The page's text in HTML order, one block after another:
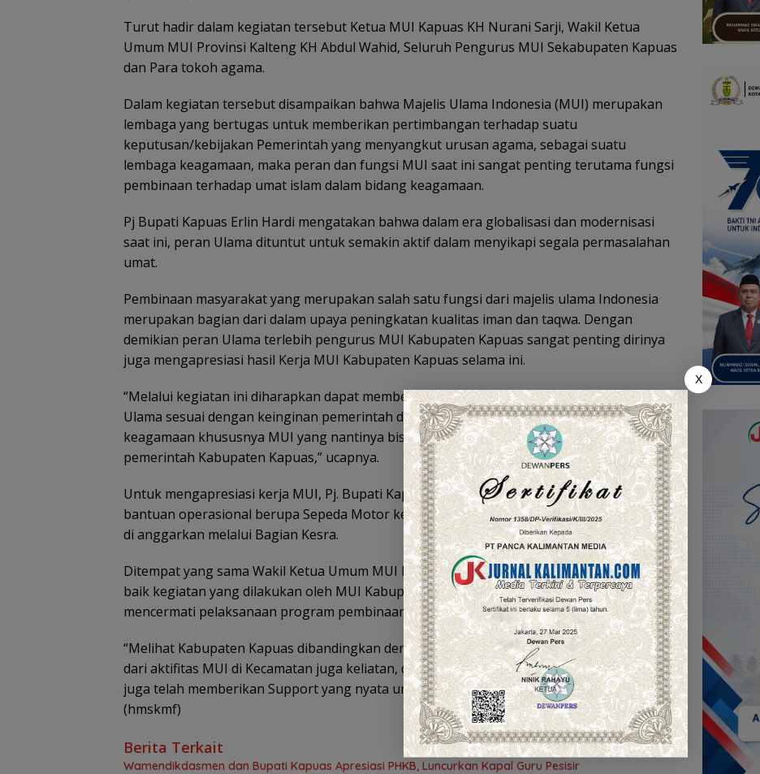
Turut hadir dalam kegiatan tersebut Ketua MUI Kapuas KH Nurani Sarji, Wakil Ketua
Umum MUI Provinsi Kalteng KH Abdul Wahid, Seluruh Pengurus MUI Sekabupaten Kapuas
dan Para tokoh agama.
Dalam kegiatan tersebut disampaikan bahwa Majelis Ulama Indonesia (MUI) merupakan
lembaga yang bertugas untuk memberikan pertimbangan terhadap suatu
keputusan/kebijakan Pemerintah yang menyangkut urusan agama, sebagai suatu
lembaga keagamaan, maka peran dan fungsi MUI saat ini sangat penting terutama fungsi
pembinaan terhadap umat islam dalam bidang keagamaan.
Pj Bupati Kapuas Erlin Hardi mengatakan bahwa dalam era globalisasi dan modernisasi
saat ini, peran Ulama dituntut untuk semakin aktif dalam menyikapi segala permasalahan
umat.
Pembinaan masyarakat yang merupakan salah satu fungsi dari majelis ulama Indonesia
merupakan bagian dari dalam upaya peningkatan kualitas iman dan taqwa. Dengan
demikian peran Ulama terlebih pengurus MUI Kabupaten Kapuas sangat penting dirinya
juga mengapresiasi hasil Kerja MUI Kabupaten Kapuas selama ini.
“Melalui kegiatan ini diharapkan dapat memberikan kontribusi positif diantara Umara dan
Ulama sesuai dengan keinginan pemerintah daerah terhadap organisasi organisasi
keagamaan khususnya MUI yang nantinya bisa memberikan kiprah yang positif terhadap
pemerintah Kabupaten Kapuas,” ucapnya.
Untuk mengapresiasi kerja MUI, Pj. Bupati Kapuas menyampaikan akan memberikan
bantuan operasional berupa Sepeda Motor kepada Pengurus MUI Kecamatan yang akan
di anggarkan melalui Bagian Kesra.
Ditempat yang sama Wakil Ketua Umum MUI Provinsi Kalteng KH Abdul Wahid menyambut
baik kegiatan yang dilakukan oleh MUI Kabupaten Kapuas terutama dalam rangka
mencermati pelaksanaan program pembinaan keumatan.
“Melihat Kabupaten Kapuas dibandingkan dengan Kabupaten lain lebih maju sebab dilihat
dari aktifitas MUI di Kecamatan juga keliatan, disamping ini Pemerintah Kabupaten Kapuas
juga telah memberikan Support yang nyata untuk MUI Kecamatan,” pungkasnya.
(hmskmf)
Berita Terkait
‎Wamendikdasmen dan Bupati Kapuas Apresiasi PHKB, Luncurkan Kapal Guru Pesisir
X